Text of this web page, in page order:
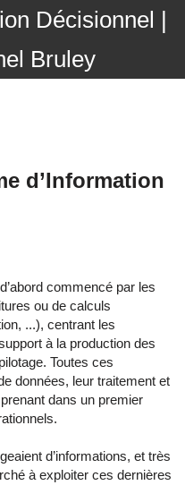
Décisionnel |
Bruley
d’Information
commencé par les
ou de calculs
...), centrant les
à la production des
Toutes ces
données, leur traitement et
dans un premier
d’informations, et très
à exploiter ces dernières